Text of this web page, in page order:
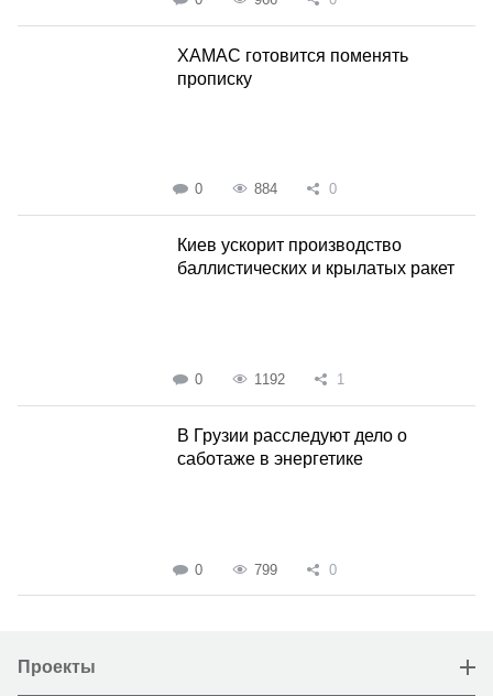
ХАМАС готовится поменять
прописку
0 884 0
Киев ускорит производство
баллистических и крылатых ракет
0 1192 1
В Грузии расследуют дело о
саботаже в энергетике
0 799 0
Проекты